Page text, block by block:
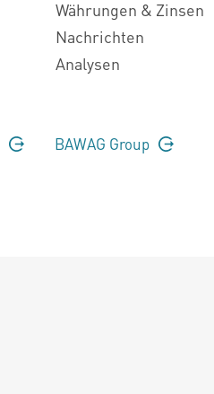
Währungen & Zinsen
Nachrichten
Analysen
BAWAG Group